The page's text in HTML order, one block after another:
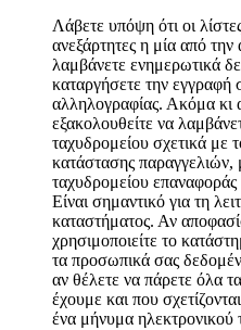
Λάβετε υπόψη ότι οι
ανεξάρτητες η μία από
λαμβάνετε ενημερωτικά
καταργήσετε την εγγραφή
αλληλογραφίας. Ακόμα κι
εξακολουθείτε να
ταχυδρομείου σχετικά με
κατάστασης παραγγελιών,
ταχυδρομείου
Είναι σημαντικό για τη
καταστήματος. Αν
χρησιμοποιείτε το
τα προσωπικά σας
αν θέλετε να πάρετε όλα
έχουμε και που
ένα μήνυμα